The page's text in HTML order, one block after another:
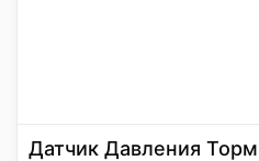
Датчик Давления